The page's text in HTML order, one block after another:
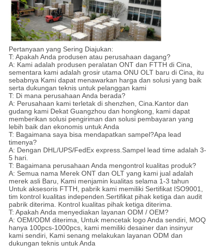
Pertanyaan yang Sering Diajukan:
T: Apakah Anda produsen atau perusahaan dagang?
A: Kami adalah produsen peralatan ONT dan FTTH di Cina,
sementara kami adalah grosir utama ONU OLT baru di Cina, itu
sebabnya Kami dapat menawarkan harga dan solusi yang baik
serta dukungan teknis untuk pelanggan kami
T: Di mana perusahaan Anda berada?
A: Perusahaan kami terletak di shenzhen, Cina.Kantor dan
gudang kami Dekat Guangzhou dan hongkong, kami dapat
memberikan solusi pengiriman dan solusi pembayaran yang
lebih baik dan ekonomis untuk Anda
T: Bagaimana saya bisa mendapatkan sampel?Apa lead
timenya?
A: Dengan DHL/UPS/FedEx express.Sampel lead time adalah 3-
5 hari.
T: Bagaimana perusahaan Anda mengontrol kualitas produk?
A: Semua nama Merek ONT dan OLT yang kami jual adalah
merek asli Baru, Kami menjamin kualitas selama 1-3 tahun
Untuk aksesoris FTTH, pabrik kami memiliki Sertifikat ISO9001,
tim kontrol kualitas independen.Sertifikat pihak ketiga dan audit
pabrik diterima. Kontrol kualitas pihak ketiga diterima.
T: Apakah Anda menyediakan layanan ODM / OEM?
A: OEM/ODM diterima, Untuk mencetak logo Anda sendiri, MOQ
hanya 100pcs-1000pcs, kami memiliki desainer dan insinyur
kami sendiri, Kami senang melakukan layanan ODM dan
dukungan teknis untuk Anda